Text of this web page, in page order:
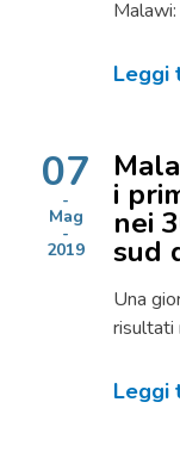
Leggi
07
Mag
2019
i
nei
sud
Una
risultati
Leggi